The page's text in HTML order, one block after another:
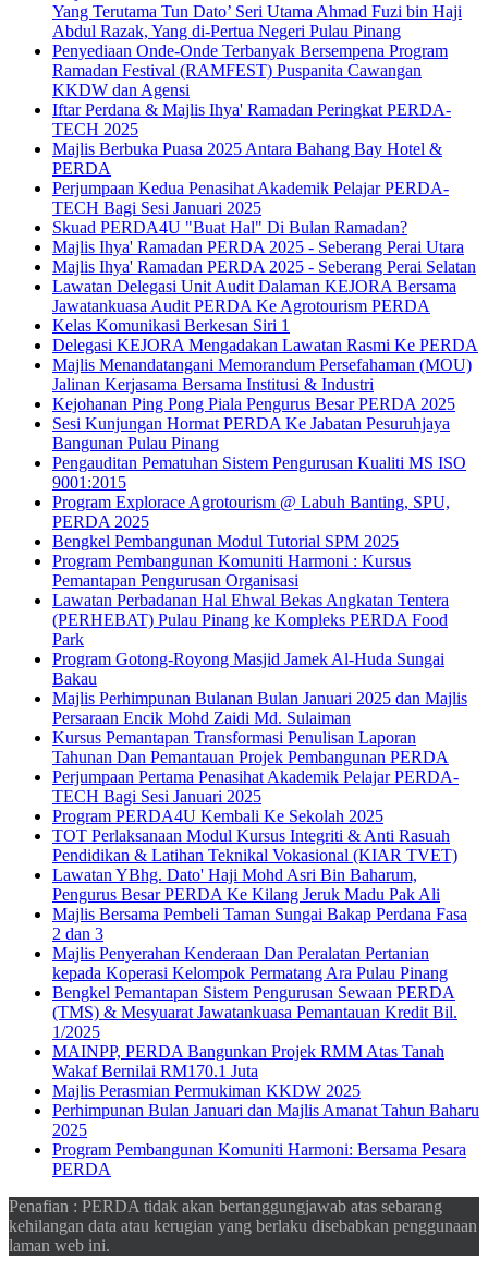
Yang Terutama Tun Dato’ Seri Utama Ahmad Fuzi bin Haji
Abdul Razak, Yang di-Pertua Negeri Pulau Pinang
Penyediaan Onde-Onde Terbanyak Bersempena Program
Ramadan Festival (RAMFEST) Puspanita Cawangan
KKDW dan Agensi
Iftar Perdana & Majlis Ihya' Ramadan Peringkat PERDA-
TECH 2025
Majlis Berbuka Puasa 2025 Antara Bahang Bay Hotel &
PERDA
Perjumpaan Kedua Penasihat Akademik Pelajar PERDA-
TECH Bagi Sesi Januari 2025
Skuad PERDA4U "Buat Hal" Di Bulan Ramadan?
Majlis Ihya' Ramadan PERDA 2025 - Seberang Perai Utara
Majlis Ihya' Ramadan PERDA 2025 - Seberang Perai Selatan
Lawatan Delegasi Unit Audit Dalaman KEJORA Bersama
Jawatankuasa Audit PERDA Ke Agrotourism PERDA
Kelas Komunikasi Berkesan Siri 1
Delegasi KEJORA Mengadakan Lawatan Rasmi Ke PERDA
Majlis Menandatangani Memorandum Persefahaman (MOU)
Jalinan Kerjasama Bersama Institusi & Industri
Kejohanan Ping Pong Piala Pengurus Besar PERDA 2025
Sesi Kunjungan Hormat PERDA Ke Jabatan Pesuruhjaya
Bangunan Pulau Pinang
Pengauditan Pematuhan Sistem Pengurusan Kualiti MS ISO
9001:2015
Program Explorace Agrotourism @ Labuh Banting, SPU,
PERDA 2025
Bengkel Pembangunan Modul Tutorial SPM 2025
Program Pembangunan Komuniti Harmoni : Kursus
Pemantapan Pengurusan Organisasi
Lawatan Perbadanan Hal Ehwal Bekas Angkatan Tentera
(PERHEBAT) Pulau Pinang ke Kompleks PERDA Food
Park
Program Gotong-Royong Masjid Jamek Al-Huda Sungai
Bakau
Majlis Perhimpunan Bulanan Bulan Januari 2025 dan Majlis
Persaraan Encik Mohd Zaidi Md. Sulaiman
Kursus Pemantapan Transformasi Penulisan Laporan
Tahunan Dan Pemantauan Projek Pembangunan PERDA
Perjumpaan Pertama Penasihat Akademik Pelajar PERDA-
TECH Bagi Sesi Januari 2025
Program PERDA4U Kembali Ke Sekolah 2025
TOT Perlaksanaan Modul Kursus Integriti & Anti Rasuah
Pendidikan & Latihan Teknikal Vokasional (KIAR TVET)
Lawatan YBhg. Dato' Haji Mohd Asri Bin Baharum,
Pengurus Besar PERDA Ke Kilang Jeruk Madu Pak Ali
Majlis Bersama Pembeli Taman Sungai Bakap Perdana Fasa
2 dan 3
Majlis Penyerahan Kenderaan Dan Peralatan Pertanian
kepada Koperasi Kelompok Permatang Ara Pulau Pinang
Bengkel Pemantapan Sistem Pengurusan Sewaan PERDA
(TMS) & Mesyuarat Jawatankuasa Pemantauan Kredit Bil.
1/2025
MAINPP, PERDA Bangunkan Projek RMM Atas Tanah
Wakaf Bernilai RM170.1 Juta
Majlis Perasmian Permukiman KKDW 2025
Perhimpunan Bulan Januari dan Majlis Amanat Tahun Baharu
2025
Program Pembangunan Komuniti Harmoni: Bersama Pesara
PERDA
Penafian : PERDA tidak akan bertanggungjawab atas sebarang
kehilangan data atau kerugian yang berlaku disebabkan penggunaan
laman web ini.